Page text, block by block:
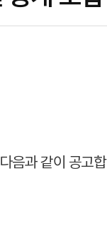
음과 같이 공고